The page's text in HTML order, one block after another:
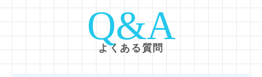
Q&A
よくある質問